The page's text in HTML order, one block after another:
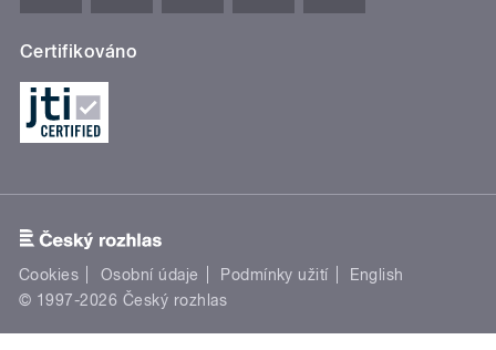
Certifikováno
Cookies Osobní údaje Podmínky užití
English
© 1997-2026 Český rozhlas